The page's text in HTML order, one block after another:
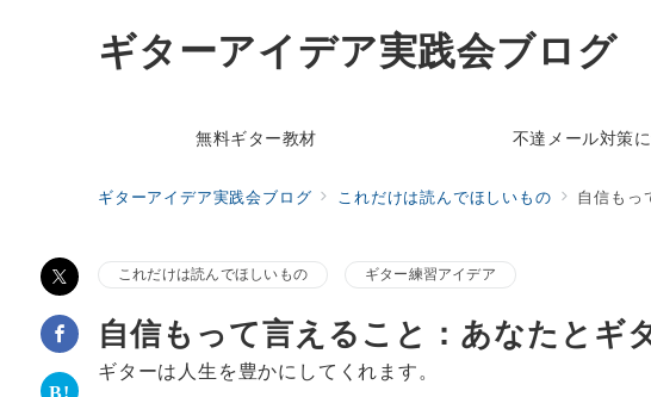
ギターアイデア実践会ブログ
無料ギター教材 不達メール対策
ギターアイデア実践会ブログ これだけは読んでほしいもの 自信もっ
これだけは読んでほしいもの ギター練習アイデア
自信もって言えること：あなたとギ
ギターは人生を豊かにしてくれます。